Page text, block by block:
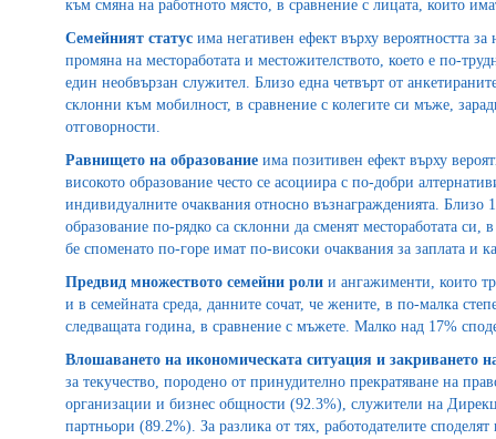
към смяна на работното място, в сравнение с лицата, които
Семейният статус има негативен ефект върху вероятността за
промяна на местоработата и местожителството, което е по-
един необвързан служител. Близо една четвърт от
склонни към мобилност, в сравнение с колегите си мъже,
отговорности.
Равнището на образование има позитивен ефект върху
високото образование често се асоциира с по-добри
индивидуалните очаквания относно възнагражденията. Близо
образование по-рядко са склонни да сменят местоработата си,
бе споменато по-горе имат по-високи очаквания за заплата и
Предвид множеството семейни роли и ангажименти, които
и в семейната среда, данните сочат, че жените, в по-малка
следващата година, в сравнение с мъжете. Малко над 17%
Влошаването на икономическата ситуация и закриването
за текучество, породено от принудително прекратяване на
организации и бизнес общности (92.3%), служители на
партньори (89.2%). За разлика от тях, работодателите